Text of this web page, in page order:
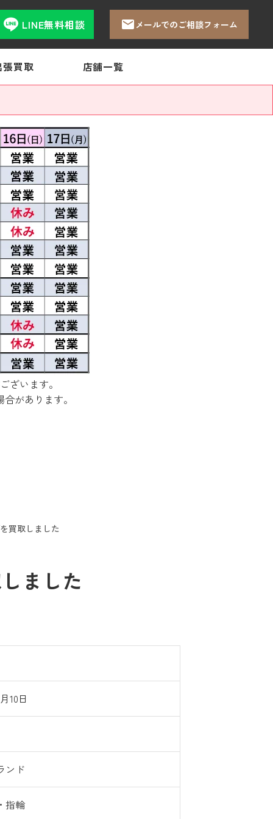
LINE無料相談 メールでのご相談フォーム
張買取 店舗一覧
ざいます。
があります。
買取しました
ました
10日
ンド
指輪